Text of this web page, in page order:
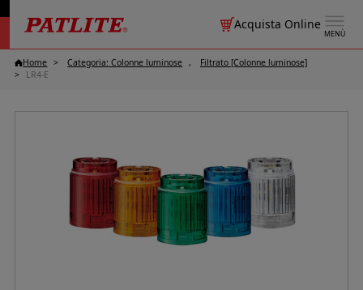
MENÙ
Acquista Online
Home Categoria: Colonne luminose
Filtrato [Colonne luminose]
LR4-E